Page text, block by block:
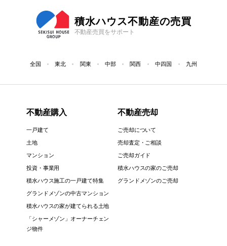
積水ハウス不動産の売買
不動産売買をサポート
全国 東北 関東 中部 関西 中四国 九州
不動産購入
一戸建て
土地
マンション
投資・事業用
積水ハウス施工の一戸建て特集
グランドメゾンの中古マンション
積水ハウスの家が建てられる土地
「シャーメゾン」オーナーチェン
ジ物件
不動産売却
ご売却について
売却査定・ご相談
ご売却ガイド
積水ハウスの家のご売却
グランドメゾンのご売却